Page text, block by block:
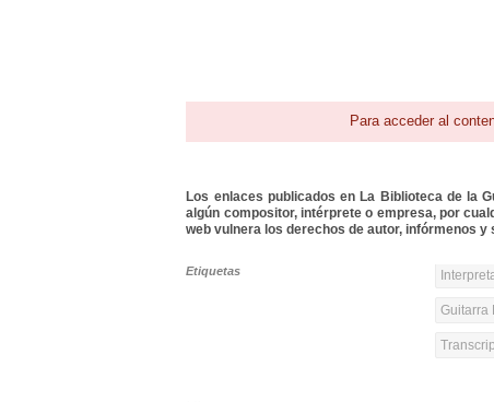
Para acceder al
Los enlaces publicados en La Biblioteca de la
algún compositor, intérprete o empresa, por
web vulnera los derechos de autor, infórmenos y
Etiquetas
Guitarra